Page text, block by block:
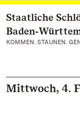
Zum
Staatliche
KOMMEN. STAUNEN.
Mittwoch, 4.